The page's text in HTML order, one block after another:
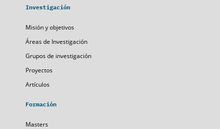
Investigación
Misión y objetivos
Áreas de Investigación
Grupos de investigación
Proyectos
Artículos
Formación
Masters